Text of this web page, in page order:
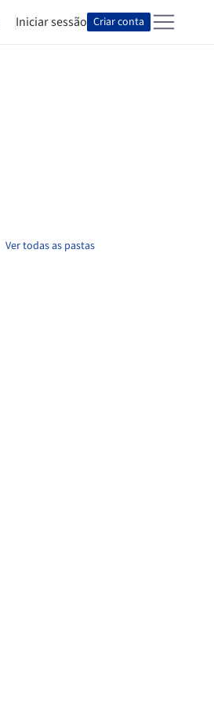
Iniciar sessão Criar conta
Ver todas as pastas